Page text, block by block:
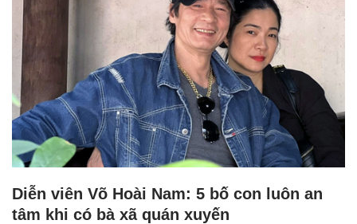
Diễn viên Võ Hoài Nam: 5 bố con luôn an
tâm khi có bà xã quán xuyến